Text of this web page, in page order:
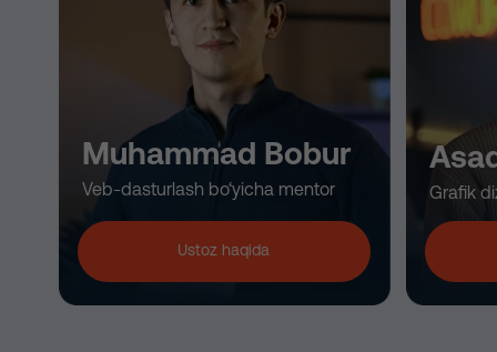
Grafik
Ustoz haqida
Veb-dasturlash bo‘yicha mentor
Muhammad Bobur